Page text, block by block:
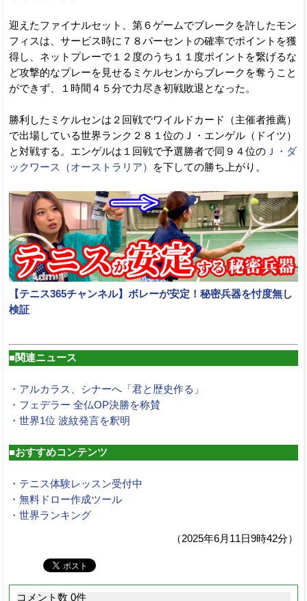
迎えたファイナルセット、第６ゲームでブレークを許したモン
フィスは、サービス時に７８パーセントの確率でポイントを獲
得し、ネットプレーで１２度のうち１１度ポイントを繋げるな
ど攻撃的なプレーを見せるミケルセンからブレークを奪うこと
ができず、１時間４５分で力尽き初戦敗退となった。
勝利したミケルセンは２回戦でワイルドカード（主催者推薦）
で出場している世界ランク２８１位のＪ・エンゲル（ドイツ）
と対戦する。エンゲルは１回戦で予選勝者で同９４位の Ｊ・ダ
ックワース（オーストラリア）
を下しての勝ち上がり。
【テニス365チャンネル】ボレーが安定！秘密兵器を忖度無し
検証
■関連ニュース
・アルカラス、シナーへ「君と歴史作る」
・フェデラー 全仏OP決勝を称賛
・世界1位 波紋発言を釈明
■おすすめコンテンツ
・テニス体験レッスン受付中
・無料ドロー作成ツール
・世界ランキング
（2025年6月11日9時42分）
コメント数 0件